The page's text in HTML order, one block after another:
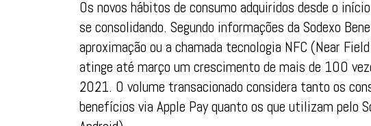
Os novos hábitos de consumo adquiridos desde o
se consolidando. Segundo informações da Sodexo
aproximação ou a chamada tecnologia NFC (Near
atinge até março um crescimento de mais de 100
2021. O volume transacionado considera tanto os
benefícios via Apple Pay quanto os que utilizam pelo